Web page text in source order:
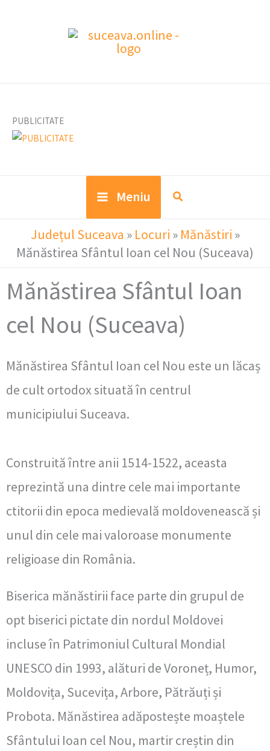
PUBLICITATE
Meniu
Județul Suceava » Locuri » Mănăstiri »
Mănăstirea Sfântul Ioan cel Nou (Suceava)
Mănăstirea Sfântul Ioan
cel Nou (Suceava)
Mănăstirea Sfântul Ioan cel Nou este un lăcaș
de cult ortodox situată în centrul
municipiului Suceava.
Construită între anii 1514-1522, aceasta
reprezintă una dintre cele mai importante
ctitorii din epoca medievală moldovenească și
unul din cele mai valoroase monumente
religioase din România.
Biserica mănăstirii face parte din grupul de
opt biserici pictate din nordul Moldovei
incluse în Patrimoniul Cultural Mondial
UNESCO din 1993, alături de Voroneț, Humor,
Moldovița, Sucevița, Arbore, Pătrăuți și
Probota. Mănăstirea adăpostește moaștele
Sfântului Ioan cel Nou, martir creștin din